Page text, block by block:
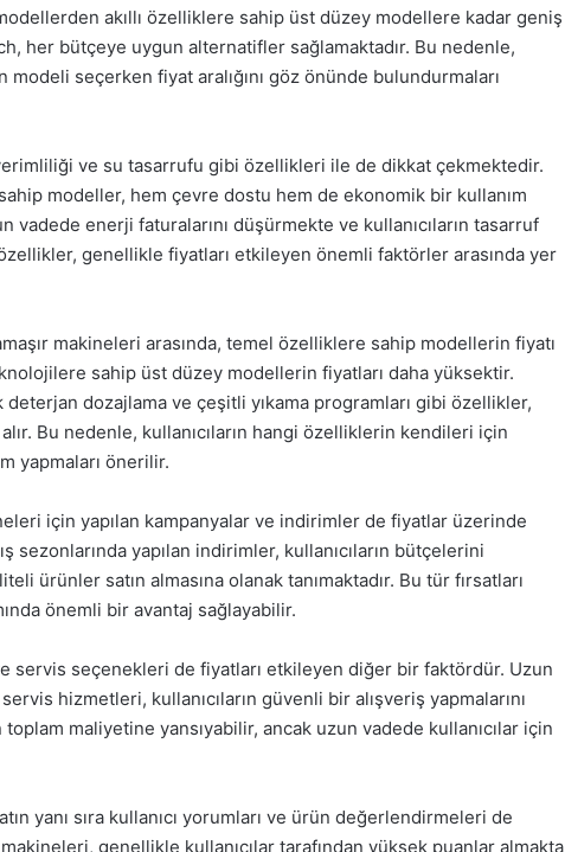
akıllı özelliklere sahip üst düzey modellere kadar geniş
her bütçeye uygun alternatifler sağlamaktadır. Bu nedenle,
modeli seçerken fiyat aralığını göz önünde bulundurmaları
ve su tasarrufu gibi özellikleri ile de dikkat çekmektedir.
sahip modeller, hem çevre dostu hem de ekonomik bir kullanım
vadede enerji faturalarını düşürmekte ve kullanıcıların tasarruf
genellikle fiyatları etkileyen önemli faktörler arasında yer
makineleri arasında, temel özelliklere sahip modellerin fiyatı
sahip üst düzey modellerin fiyatları daha yüksektir.
deterjan dozajlama ve çeşitli yıkama programları gibi özellikler,
Bu nedenle, kullanıcıların hangi özelliklerin kendileri için
yapmaları önerilir.
için yapılan kampanyalar ve indirimler de fiyatlar üzerinde
sezonlarında yapılan indirimler, kullanıcıların bütçelerini
ürünler satın almasına olanak tanımaktadır. Bu tür fırsatları
önemli bir avantaj sağlayabilir.
servis seçenekleri de fiyatları etkileyen diğer bir faktördür. Uzun
hizmetleri, kullanıcıların güvenli bir alışveriş yapmalarını
maliyetine yansıyabilir, ancak uzun vadede kullanıcılar için
yanı sıra kullanıcı yorumları ve ürün değerlendirmeleri de
makineleri, genellikle kullanıcılar tarafından yüksek puanlar almakta